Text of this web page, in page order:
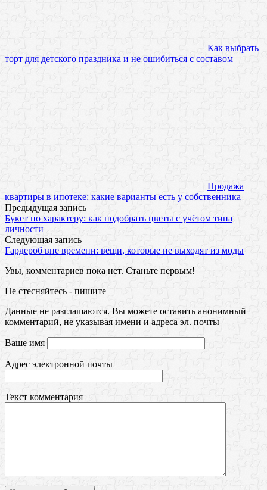
Как выбрать
торт для детского праздника и не ошибиться с составом
Продажа
квартиры в ипотеке: какие варианты есть у собственника
Предыдущая запись
Букет по характеру: как подобрать цветы с учётом типа
личности
Следующая запись
Гардероб вне времени: вещи, которые не выходят из моды
Увы, комментариев пока нет. Станьте первым!
Не стесняйтесь - пишите
Данные не разглашаются. Вы можете оставить анонимный
комментарий, не указывая имени и адреса эл. почты
Ваше имя
Адрес электронной почты
Текст комментария